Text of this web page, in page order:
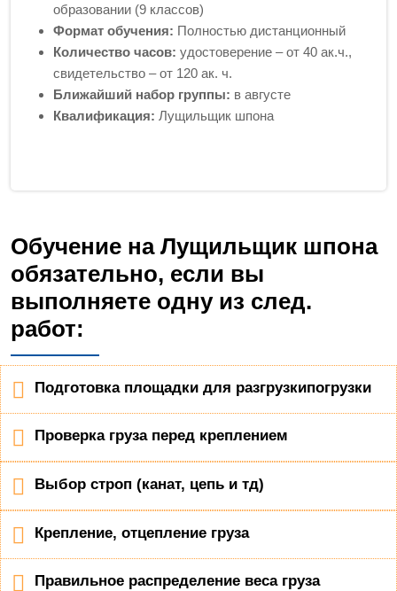
образовании (9 классов)
Формат обучения: Полностью дистанционный
Количество часов: удостоверение – от 40 ак.ч.,
свидетельство – от 120 ак. ч.
Ближайший набор группы: в августе
Квалификация: Лущильщик шпона
Обучение на Лущильщик шпона
обязательно, если вы
выполняете одну из след.
работ:
Подготовка площадки для разгрузкипогрузки
Проверка груза перед креплением
Выбор строп (канат, цепь и тд)
Крепление, отцепление груза
Правильное распределение веса груза